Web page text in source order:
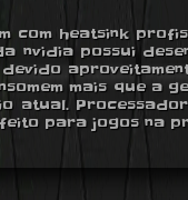
com heatsink
nvidia possui
mais que
atual.
para jogos na